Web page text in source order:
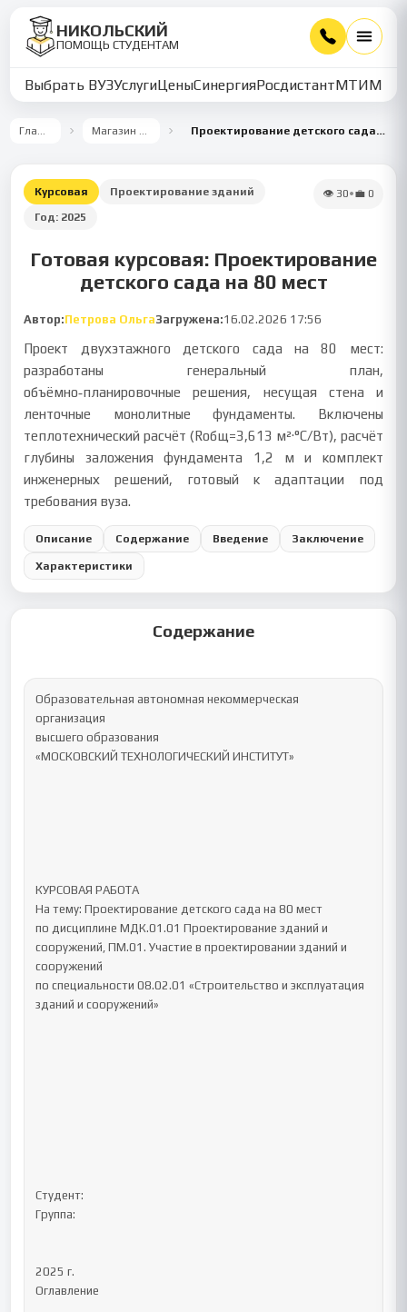
НИКОЛЬСКИЙ
ПОМОЩЬ СТУДЕНТАМ
Выбрать ВУЗУслугиЦеныСинергияРосдистантМТИММУ
Главная Магазин работ Проектирование детского сада на 80 мест
Курсовая
Проектирование зданий
Год: 2025
👁 30•💼 0
Готовая курсовая: Проектирование
детского сада на 80 мест
Автор:Петрова ОльгаЗагружена:16.02.2026 17:56
Проект двухэтажного детского сада на 80 мест:
разработаны генеральный план,
объёмно‑планировочные решения, несущая стена и
ленточные монолитные фундаменты. Включены
теплотехнический расчёт (Rобщ=3,613 м²·°С/Вт), расчёт
глубины заложения фундамента 1,2 м и комплект
инженерных решений, готовый к адаптации под
требования вуза.
Описание Содержание Введение Заключение
Характеристики
Содержание
Образовательная автономная некоммерческая
организация
высшего образования
«МОСКОВСКИЙ ТЕХНОЛОГИЧЕСКИЙ ИНСТИТУТ»
КУРСОВАЯ РАБОТА
На тему: Проектирование детского сада на 80 мест
по дисциплине МДК.01.01 Проектирование зданий и
сооружений, ПМ.01. Участие в проектировании зданий и
сооружений
по специальности 08.02.01 «Строительство и эксплуатация
зданий и сооружений»
Студент:
Группа:
2025 г.
Оглавление